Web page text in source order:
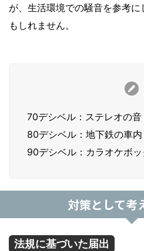
が、生活環境での騒音を参考
もしれません。
70デシベル：ステレオの音
80デシベル：地下鉄の車内
90デシベル：カラオケボ
対策として考
法規に基づいた届出